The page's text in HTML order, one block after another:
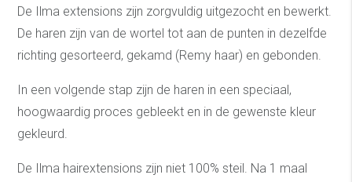
De Ilma extensions zijn zorgvuldig uitgezocht en bewerkt.
De haren zijn van de wortel tot aan de punten in dezelfde
richting gesorteerd, gekamd (Remy haar) en gebonden.
In een volgende stap zijn de haren in een speciaal,
hoogwaardig proces gebleekt en in de gewenste kleur
gekleurd.
De Ilma hairextensions zijn niet 100% steil. Na 1 maal